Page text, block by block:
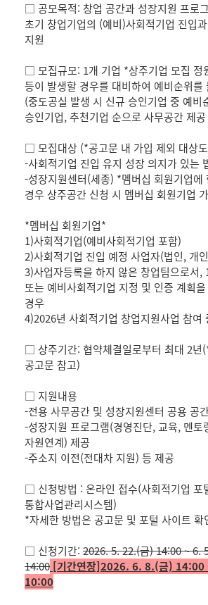
□ 공모목적: 창업 공간과 성장지원 프로
초기 창업기업의 (예비)사회적기업 진입
지원
□ 모집규모: 1개 기업 *상주기업 모집 정
등이 발생할 경우를 대비하여 예비순위를
(중도공실 발생 시 신규 승인기업 중 예비
승인기업, 추천기업 순으로 사무공간 제
□ 모집대상 (*공고문 내 가입 제외 대상
-사회적기업 진입 유지 성장 의지가 있는
-성장지원센터(세종) *멤버십 회원기업에
경우 상주공간 신청 시 멤버십 회원기업
*멤버십 회원기업*
1)사회적기업(예비사회적기업 포함)
2)사회적기업 진입 예정 사업자(법인, 개
3)사업자등록을 하지 않은 창업팀으로서,
또는 예비사회적기업 지정 및 인증 계획
경우
4)2026년 사회적기업 창업지원사업 참여
□ 상주기간: 협약체결일로부터 최대 2년
공고문 참고)
□ 지원내용
-전용 사무공간 및 성장지원센터 공용 공
-성장지원 프로그램(경영진단, 교육, 멘토
자원연계) 제공
-주소지 이전(전대차 지원) 등 제공
□ 신청방법 : 온라인 접수(사회적기업 포
통합사업관리시스템)
*자세한 방법은 공고문 및 포털 사이트 확
□ 신청기간: 2026. 5. 22.(금) 14:00 ~ 6.
14:00 [기간연장]2026. 6. 8.(금)
10:00